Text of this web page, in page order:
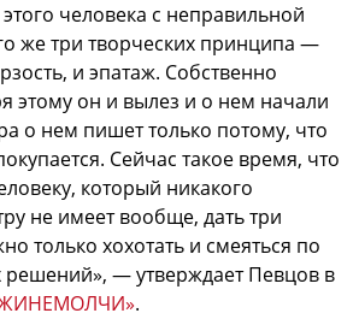
человека с неправильной
же три творческих принципа —
и эпатаж. Собственно
этому он и вылез и о нем начали
о нем пишет только потому, что
Сейчас такое время, что
который никакого
не имеет вообще, дать три
только хохотать и смеяться по
решений», — утверждает Певцов в
.